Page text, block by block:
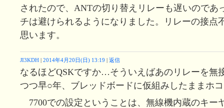
されたので、ANTの切り替えリレーも遅いのであ
チは避けられるようになりました。リレーの接点
思います。
JI3KDH | 2014年4月20日(日) 13:19 | 返信
なるほどQSKですか…そういえばあのリレーを無
つつ早○年、ブレッドボードに仮組みしたままホ
7700での設定ということは、無線機内蔵のキー